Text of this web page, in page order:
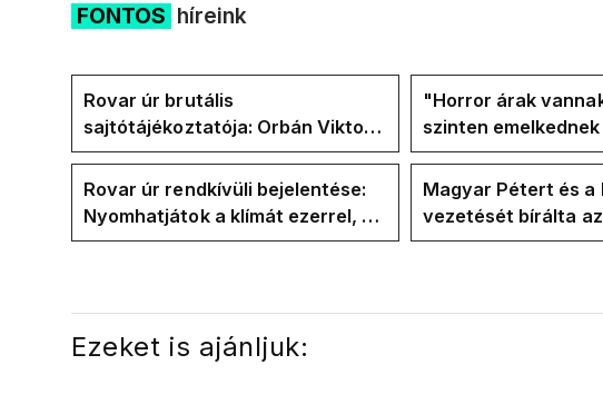
FONTOS híreink
Rovar úr brutális
sajtótájékoztatója: Orbán Viktor
és a Vadhajtások a felelős a
kialakult helyzetért
"Horror árak
szinten
Facebook-oldalán
Tiszások
Rovar úr rendkívüli bejelentése:
Nyomhatjátok a klímát ezerrel, a
hűtőket letekerhetitek, vége az
Magyar Pétert és a
vezetését bírálta
International a
Ezeket is ajánljuk: